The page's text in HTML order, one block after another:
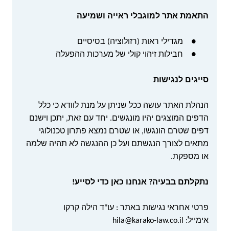
התאמת אתר למוגבלי ראייה ושמיעה
●
מגדילי ראות (רזולוציה) בסיסיים
●
חבילות זיהוי קולי של מערכות ההפעלה
סייגים לנגישות
הנהלת האתר עושה ככל שניתן על מנת לוודא כי כלל
הדפים המוצגים יהיו מונגשים. יחד עם זאת, יתכן וישנם
דפים שטרם הונגשו, או שטרם נמצא פתרון טכנולוגי
מתאים לצורך הנגשתם ועל כן ההנגשה לא תהיה שלמה
או מספקת.
נתקלתם בבעיה? אנחנו כאן כדי לסייע!
פרטי אחראי נגישות באתר : עו"ד הילה קרקו
אימייל:
hila@karako-law.co.il